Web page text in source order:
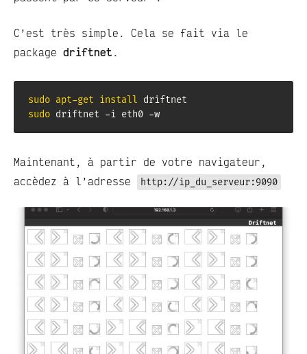
C’est très simple. Cela se fait via le
package driftnet .
sudo apt-get install
sudo driftnet -i eth0 -w
Maintenant, à partir de votre navigateur,
accèdez à l’adresse
http://ip_du_serveur:9090